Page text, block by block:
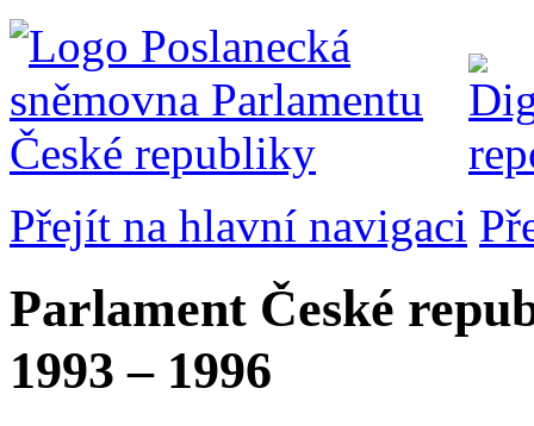
Přejít na hlavní navigaci
Parlament České
1993 – 1996